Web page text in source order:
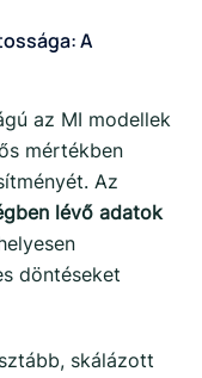
A
az MI modellek
mértékben
Az
lévő adatok
döntéseket
skálázott